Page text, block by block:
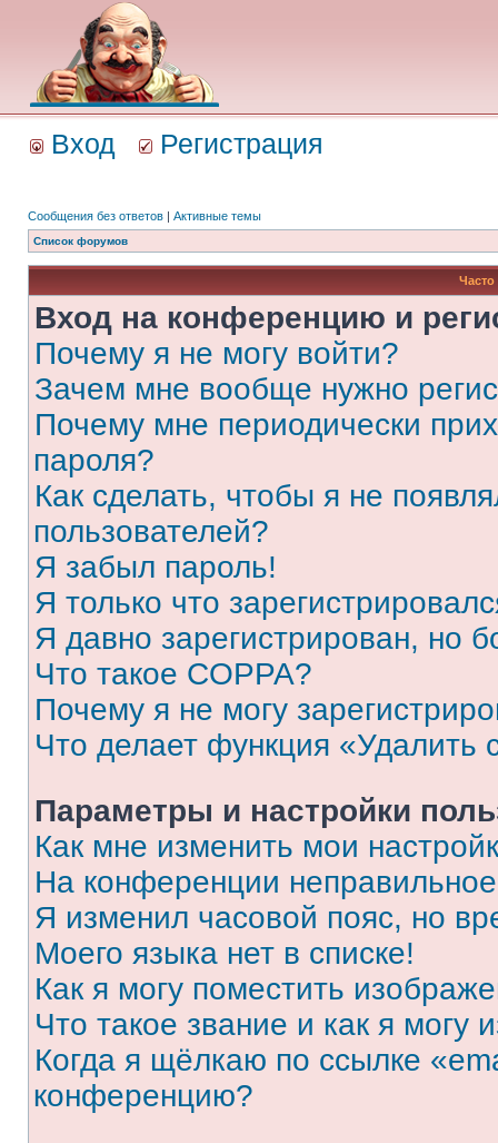
Вход Регистрация
Сообщения без ответов | Активные темы
Список форумов
Вход на конференцию и
Почему я не могу войти?
Зачем мне вообще нужно
Почему мне периодически
пароля?
Как сделать, чтобы я не
пользователей?
Я забыл пароль!
Я только что
Я давно зарегистрирован, но
Что такое COPPA?
Почему я не могу
Что делает функция «Удалить
Параметры и настройки
Как мне изменить мои
На конференции
Я изменил часовой пояс, но
Моего языка нет в списке!
Как я могу поместить
Что такое звание и как я могу
Когда я щёлкаю по ссылке
конференцию?